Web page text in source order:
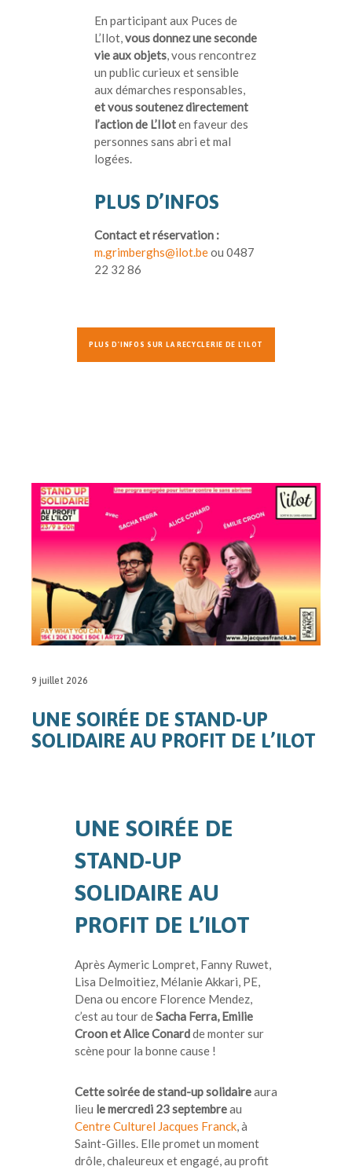
En participant aux Puces de
L’Ilot,vous donnez une seconde
vie aux objets, vous rencontrez
un public curieux et sensible
aux démarches responsables,
et vous soutenez directement
l’action de L’Iloten faveur des
personnes sans abri et mal
logées.
PLUS D’INFOS
Contact et réservation :
m.grimberghs@ilot.beou 0487
22 32 86
PLUS D'INFOS SUR LA RECYCLERIE DE L'ILOT
9 juillet 2026
UNE SOIRÉE DE STAND-UP
SOLIDAIRE AU PROFIT DE L’ILOT
UNE SOIRÉE DE
STAND-UP
SOLIDAIRE AU
PROFIT DE L’ILOT
Après Aymeric Lompret, Fanny Ruwet,
Lisa Delmoitiez, Mélanie Akkari, PE,
Dena ou encore Florence Mendez,
c’est au tour deSacha Ferra, Emilie
Croon et Alice Conardde monter sur
scène pour la bonne cause !
Cette soirée de stand-up solidaireaura
lieu le mercredi 23 septembreau
Centre Culturel Jacques Franck, à
Saint-Gilles. Elle promet un moment
drôle, chaleureux et engagé, au profit